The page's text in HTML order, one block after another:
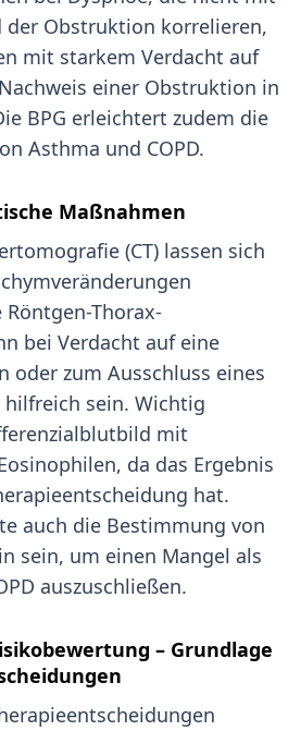
der Obstruktion korrelieren,
mit starkem Verdacht auf
einer Obstruktion in
BPG erleichtert zudem die
Asthma und COPD.
Maßnahmen
(CT) lassen sich
Thorax-
bei Verdacht auf eine
oder zum Ausschluss eines
sein. Wichtig
mit
da das Ergebnis
hat.
auch die Bestimmung von
sein, um einen Mangel als
auszuschließen.
– Grundlage